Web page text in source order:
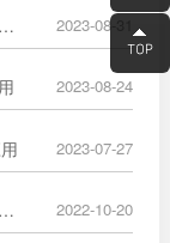
• 擎立案例 | 余热回收器在锅炉烟气、工业废气中的广泛应用 2023-08-31
2023-08-24
2023-07-27
• 擎立干货 | 换热效率高达95%的槽内沉浸式换热器 2022-10-20